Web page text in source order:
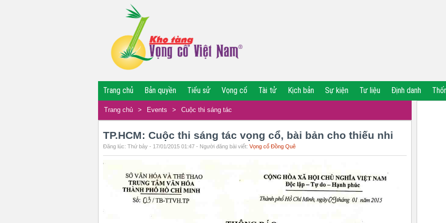
Trang chủ Bản quyền Tiểu sử Vọng cổ Tài tử Kịch bản Sự kiện Tư liệu Định danh
Trang chủ > Events > Cuộc thi sáng tác
TP.HCM: Cuộc thi sáng tác vọng cổ, bài bản cho thiếu nhi
Đăng lúc: Thứ bảy - 17/01/2015 01:47 - Người đăng bài viết: Vọng cổ Đồng Quê